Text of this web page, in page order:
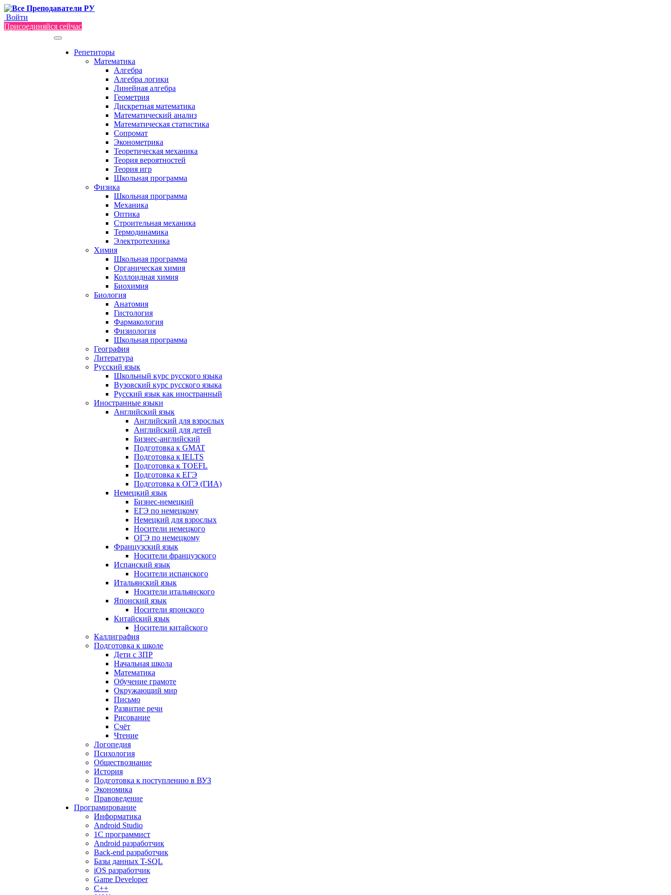
Войти
Присоединяйся сейчас
Репетиторы
Математика
Алгебра
Алгебра логики
Линейная алгебра
Геометрия
Дискретная математика
Математический анализ
Математическая статистика
Сопромат
Эконометрика
Теоретическая механика
Теория вероятностей
Теория игр
Школьная программа
Физика
Школьная программа
Механика
Оптика
Строительная механика
Термодинамика
Электротехника
Химия
Школьная программа
Органическая химия
Коллоидная химия
Биохимия
Биология
Анатомия
Гистология
Фармакология
Физиология
Школьная программа
География
Литература
Русский язык
Школьный курс русского языка
Вузовский курс русского языка
Русский язык как иностранный
Иностранные языки
Английский язык
Английский для взрослых
Английский для детей
Бизнес-английский
Подготовка к GMAT
Подготовка к IELTS
Подготовка к TOEFL
Подготовка к ЕГЭ
Подготовка к ОГЭ (ГИА)
Немецкий язык
Бизнес-немецкий
ЕГЭ по немецкому
Немецкий для взрослых
Носители немецкого
ОГЭ по немецкому
Французский язык
Носители французского
Испанский язык
Носители испанского
Итальянский язык
Носители итальянского
Японский язык
Носители японского
Китайский язык
Носители китайского
Каллиграфия
Подготовка к школе
Дети с ЗПР
Начальная школа
Математика
Обучение грамоте
Окружающий мир
Письмо
Развитие речи
Рисование
Счёт
Чтение
Логопедия
Психология
Обществознание
История
Подготовка к поступлению в ВУЗ
Экономика
Правоведение
Програмирование
Информатика
Android Studio
1C программист
Android разработчик
Back-end разработчик
Базы данных T-SQL
iOS разработчик
Game Developer
C++